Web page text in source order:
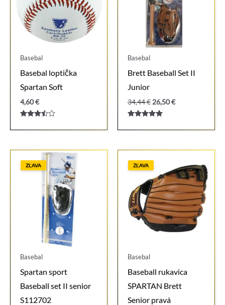
Basebal
Basebal loptička
Spartan Soft
4,60€
3.00
Basebal
Brett Baseball Set II
Junior
34,44€ Pôvodná
cena
bola:
34,44 €.
26,50€Aktuálna
26,50 €.
5.00
ZĽAVA
Basebal
Spartan sport
Baseball set II senior
S112702
ZĽAVA
Basebal
Baseball rukavica
SPARTAN Brett
Senior pravá